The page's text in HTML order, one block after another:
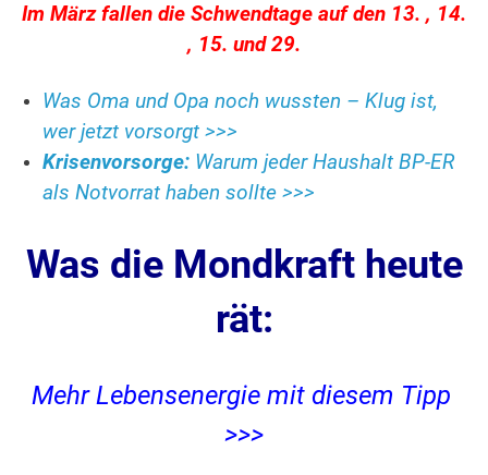
Im März fallen die Schwendtage auf den 13. , 14.
, 15. und 29.
Was Oma und Opa noch wussten – Klug ist,
wer jetzt vorsorgt >>>
Krisenvorsorge: Warum jeder Haushalt BP-ER
als Notvorrat haben sollte >>>
Was die Mondkraft heute
rät:
Mehr Lebensenergie mit diesem Tipp
>>>